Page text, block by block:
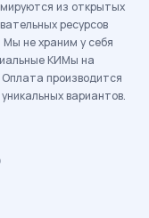
из открытых
ресурсов
не храним у себя
КИМы на
производится
вариантов.